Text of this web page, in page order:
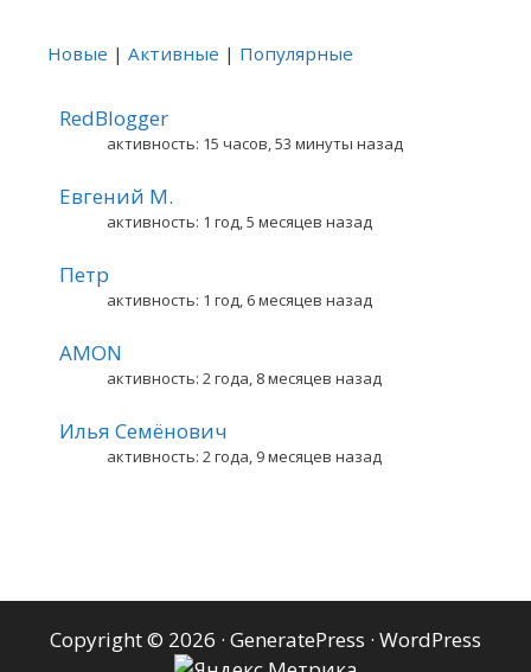
Новые | Активные | Популярные
RedBlogger
активность: 15 часов, 53 минуты назад
Евгений М.
активность: 1 год, 5 месяцев назад
Петр
активность: 1 год, 6 месяцев назад
AMON
активность: 2 года, 8 месяцев назад
Илья Семёнович
активность: 2 года, 9 месяцев назад
Copyright © 2026 · GeneratePress · WordPress